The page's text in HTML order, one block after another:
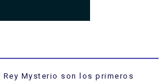
Rey Mysterio son los primeros